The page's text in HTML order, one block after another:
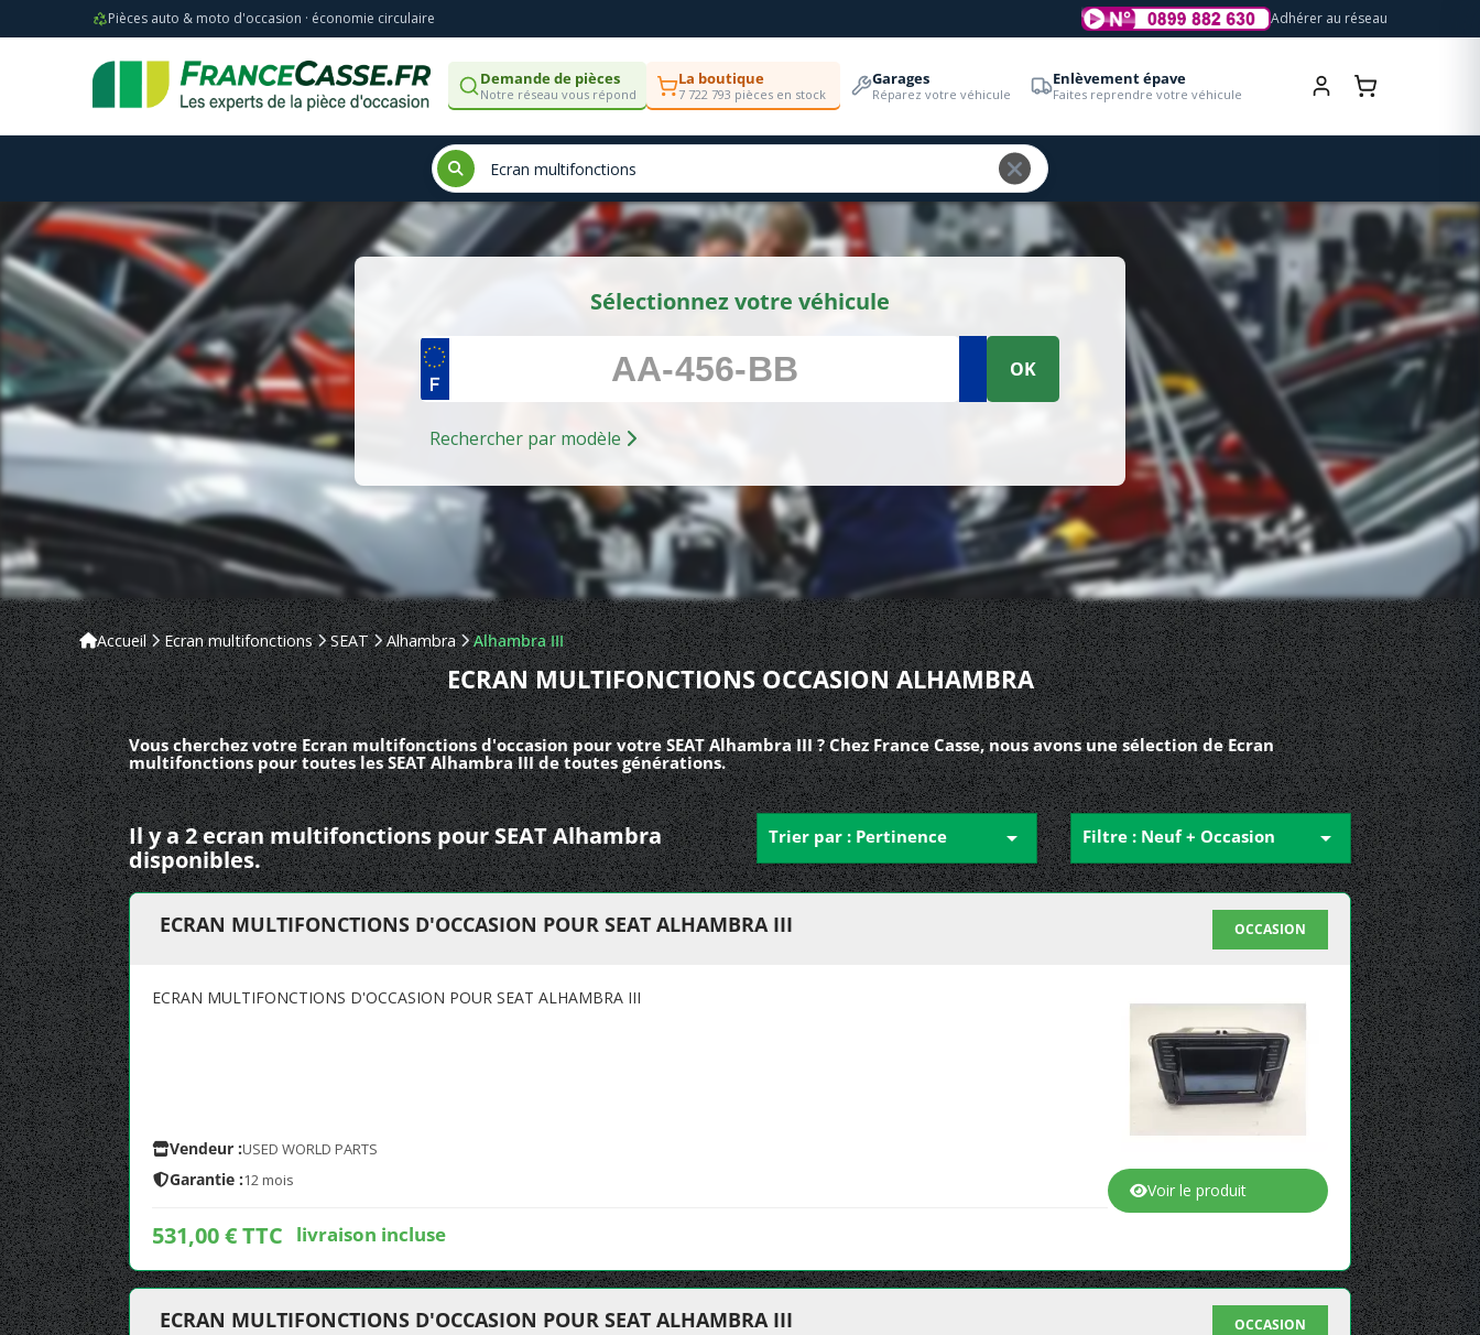
Pièces auto & moto d'occasion · économie circulaire Adhérer au réseau
Demande de pièces
Notre réseau vous répond
La boutique
7 722 793 pièces en stock
Garages
Réparez votre véhicule
Enlèvement épave
Faites reprendre votre véhicule
Sélectionnez votre véhicule
OK
Rechercher par modèle
Accueil Ecran multifonctions SEAT Alhambra Alhambra III
ECRAN MULTIFONCTIONS OCCASION ALHAMBRA
Vous cherchez votre Ecran multifonctions d'occasion pour votre SEAT Alhambra III ? Chez France Casse, nous avons une sélection de Ecran
multifonctions pour toutes les SEAT Alhambra III de toutes générations.
Il y a 2 ecran multifonctions pour SEAT Alhambra
disponibles.
Trier par : Pertinence  Filtre : Neuf + Occasion 
ECRAN MULTIFONCTIONS D'OCCASION POUR SEAT ALHAMBRA III OCCASION
ECRAN MULTIFONCTIONS D'OCCASION POUR SEAT ALHAMBRA III
Vendeur :USED WORLD PARTS
Garantie :12 mois
531,00 € TTC livraison incluse
Voir le produit
ECRAN MULTIFONCTIONS D'OCCASION POUR SEAT ALHAMBRA III OCCASION